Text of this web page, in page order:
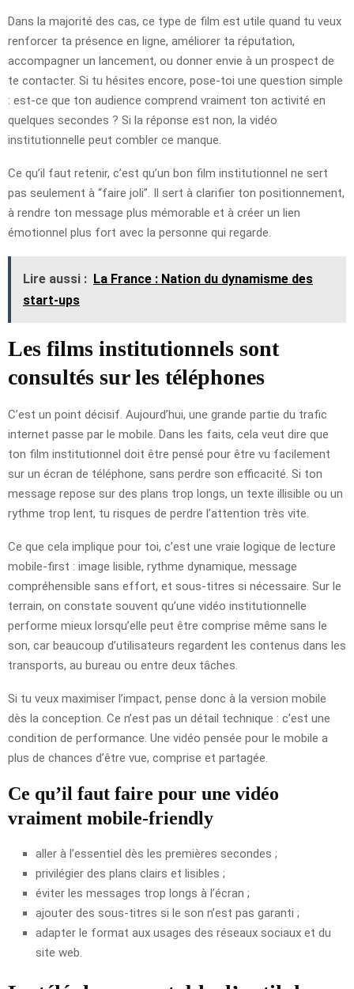
Dans la majorité des cas, ce type de film est utile quand tu veux
renforcer ta présence en ligne, améliorer ta réputation,
accompagner un lancement, ou donner envie à un prospect de
te contacter. Si tu hésites encore, pose-toi une question simple
: est-ce que ton audience comprend vraiment ton activité en
quelques secondes ? Si la réponse est non, la vidéo
institutionnelle peut combler ce manque.
Ce qu’il faut retenir, c’est qu’un bon film institutionnel ne sert
pas seulement à “faire joli”. Il sert à clarifier ton positionnement,
à rendre ton message plus mémorable et à créer un lien
émotionnel plus fort avec la personne qui regarde.
Lire aussi : La France : Nation du dynamisme des
start-ups
Les films institutionnels sont
consultés sur les téléphones
C’est un point décisif. Aujourd’hui, une grande partie du trafic
internet passe par le mobile. Dans les faits, cela veut dire que
ton film institutionnel doit être pensé pour être vu facilement
sur un écran de téléphone, sans perdre son efficacité. Si ton
message repose sur des plans trop longs, un texte illisible ou un
rythme trop lent, tu risques de perdre l’attention très vite.
Ce que cela implique pour toi, c’est une vraie logique de lecture
mobile-first : image lisible, rythme dynamique, message
compréhensible sans effort, et sous-titres si nécessaire. Sur le
terrain, on constate souvent qu’une vidéo institutionnelle
performe mieux lorsqu’elle peut être comprise même sans le
son, car beaucoup d’utilisateurs regardent les contenus dans les
transports, au bureau ou entre deux tâches.
Si tu veux maximiser l’impact, pense donc à la version mobile
dès la conception. Ce n’est pas un détail technique : c’est une
condition de performance. Une vidéo pensée pour le mobile a
plus de chances d’être vue, comprise et partagée.
Ce qu’il faut faire pour une vidéo
vraiment mobile-friendly
aller à l’essentiel dès les premières secondes ;
privilégier des plans clairs et lisibles ;
éviter les messages trop longs à l’écran ;
ajouter des sous-titres si le son n’est pas garanti ;
adapter le format aux usages des réseaux sociaux et du
site web.